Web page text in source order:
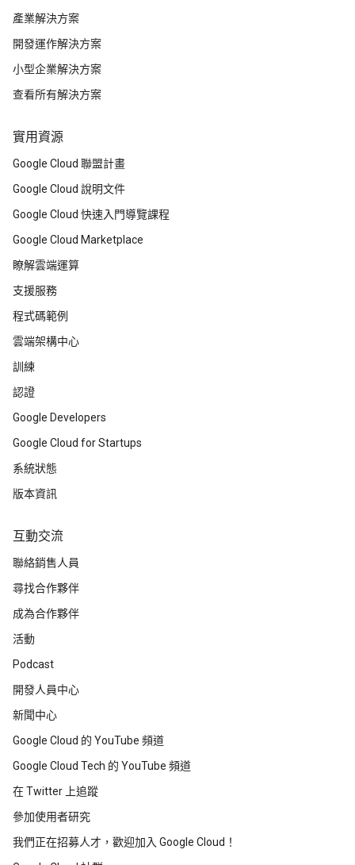
產業解決方案
開發運作解決方案
小型企業解決方案
查看所有解決方案
實用資源
Google Cloud 聯盟計畫
Google Cloud 說明文件
Google Cloud 快速入門導覽課程
Google Cloud Marketplace
瞭解雲端運算
支援服務
程式碼範例
雲端架構中心
訓練
認證
Google Developers
Google Cloud for Startups
系統狀態
版本資訊
互動交流
聯絡銷售人員
尋找合作夥伴
成為合作夥伴
活動
Podcast
開發人員中心
新聞中心
Google Cloud 的 YouTube 頻道
Google Cloud Tech 的 YouTube 頻道
在 Twitter 上追蹤
參加使用者研究
我們正在招募人才，歡迎加入 Google Cloud！